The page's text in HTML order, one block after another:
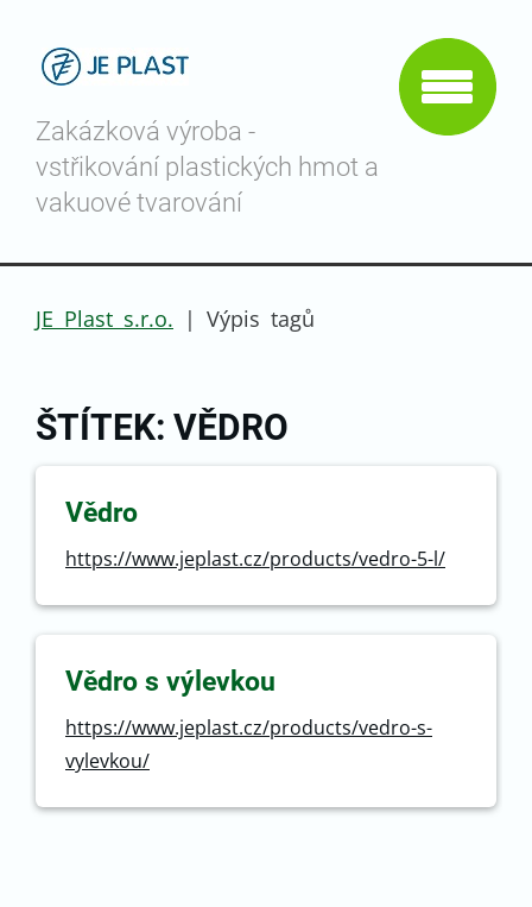
Zakázková výroba -
vstřikování plastických hmot a
vakuové tvarování
JE Plast s.r.o. | Výpis tagů
ŠTÍTEK: VĚDRO
Vědro
https://www.jeplast.cz/products/vedro-5-l/
Vědro s výlevkou
https://www.jeplast.cz/products/vedro-s-
vylevkou/